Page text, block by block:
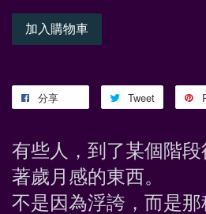
加入購物車
分享 Tweet
有些人，到了某個階
著歲月感的東西。
不是因為浮誇，而是那